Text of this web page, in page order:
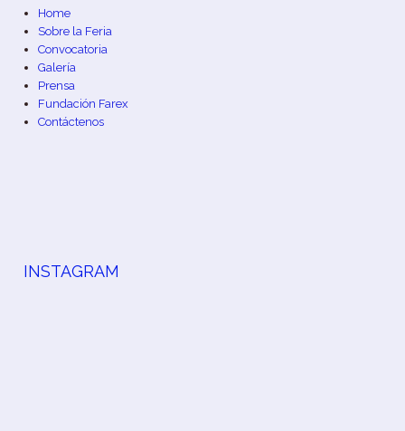
Home
Sobre la Feria
Convocatoria
Galería
Prensa
Fundación Farex
Contáctenos
INSTAGRAM